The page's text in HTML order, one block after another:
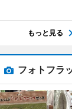
もっと見る
フォトフラ